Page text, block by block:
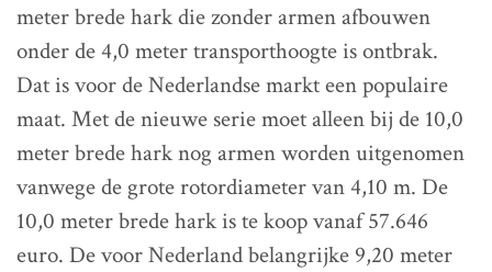
meter brede hark die zonder armen afbouwen
onder de 4,0 meter transporthoogte is ontbrak.
Dat is voor de Nederlandse markt een populaire
maat. Met de nieuwe serie moet alleen bij de 10,0
meter brede hark nog armen worden uitgenomen
vanwege de grote rotordiameter van 4,10 m. De
10,0 meter brede hark is te koop vanaf 57.646
euro. De voor Nederland belangrijke 9,20 meter